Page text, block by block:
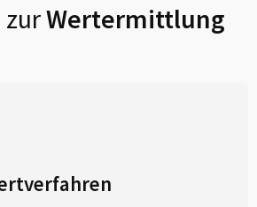
Wertermittlung